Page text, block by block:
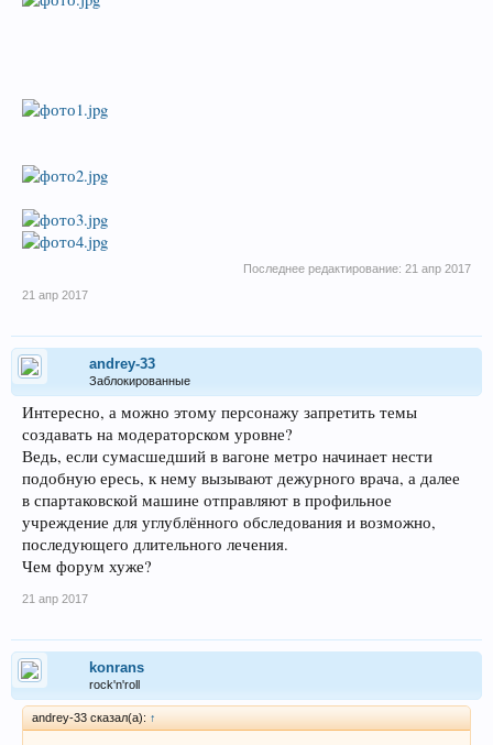
Последнее редактирование: 21 апр 2017
21 апр 2017
andrey-33
Заблокированные
Интересно, а можно этому персонажу запретить темы
создавать на модераторском уровне?
Ведь, если сумасшедший в вагоне метро начинает нести
подобную ересь, к нему вызывают дежурного врача, а далее
в спартаковской машине отправляют в профильное
учреждение для углублённого обследования и возможно,
последующего длительного лечения.
Чем форум хуже?
21 апр 2017
konrans
rock'n'roll
andrey-33 сказал(а): ↑